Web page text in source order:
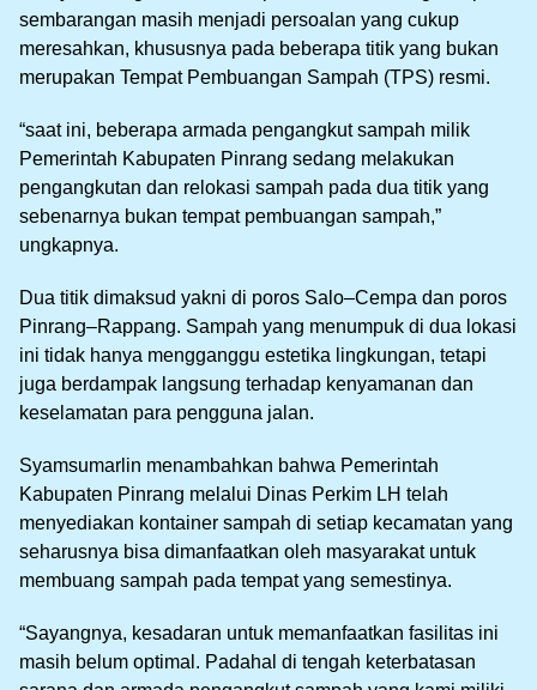
sembarangan masih menjadi persoalan yang cukup
meresahkan, khususnya pada beberapa titik yang bukan
merupakan Tempat Pembuangan Sampah (TPS) resmi.
“saat ini, beberapa armada pengangkut sampah milik
Pemerintah Kabupaten Pinrang sedang melakukan
pengangkutan dan relokasi sampah pada dua titik yang
sebenarnya bukan tempat pembuangan sampah,”
ungkapnya.
Dua titik dimaksud yakni di poros Salo–Cempa dan poros
Pinrang–Rappang. Sampah yang menumpuk di dua lokasi
ini tidak hanya mengganggu estetika lingkungan, tetapi
juga berdampak langsung terhadap kenyamanan dan
keselamatan para pengguna jalan.
Syamsumarlin menambahkan bahwa Pemerintah
Kabupaten Pinrang melalui Dinas Perkim LH telah
menyediakan kontainer sampah di setiap kecamatan yang
seharusnya bisa dimanfaatkan oleh masyarakat untuk
membuang sampah pada tempat yang semestinya.
“Sayangnya, kesadaran untuk memanfaatkan fasilitas ini
masih belum optimal. Padahal di tengah keterbatasan